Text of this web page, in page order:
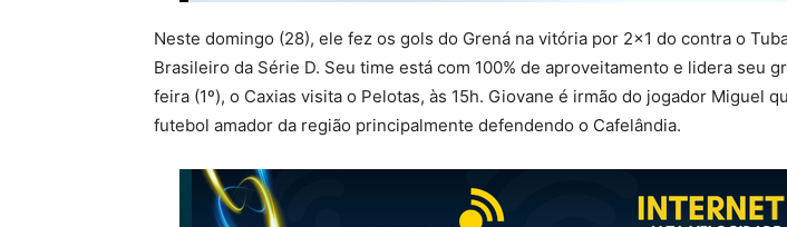
Neste domingo (28), ele fez os gols do Grená na vitória por 2×1 do contra o
Brasileiro da Série D. Seu time está com 100% de aproveitamento e lidera seu
feira (1º), o Caxias visita o Pelotas, às 15h. Giovane é irmão do jogador Miguel
futebol amador da região principalmente defendendo o Cafelândia.